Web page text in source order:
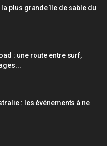
plus grande île de sable du
: une route entre surf,
: les événements à ne